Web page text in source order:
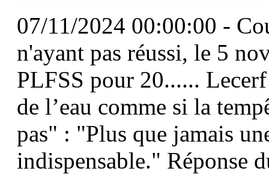
07/11/2024 00:00:00 -
n'ayant pas réussi, le 5
PLFSS pour 20......
de l’eau comme si la
pas" : "Plus que jamais
indispensable." Réponse